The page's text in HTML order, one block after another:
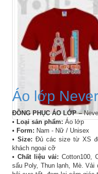
Áo lớp
ĐỒNG PHỤC ÁO LỚP –
•Loại sản phẩm:Áo lớp
• Form: Nam - Nữ / Unisex
• Size: Đủ các size từ XS
khách ngoại cỡ
• Chất liệu vải: Cotton100,
sấu Poly, Thun lạnh, Mè.